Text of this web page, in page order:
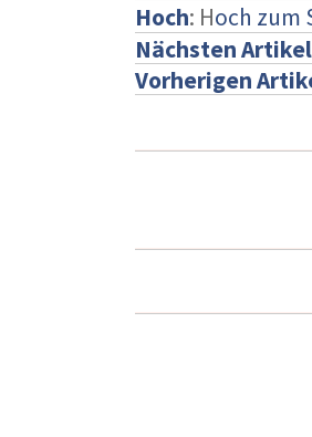
Hoch: Hoch zum
Nächsten Artikel
Vorherigen